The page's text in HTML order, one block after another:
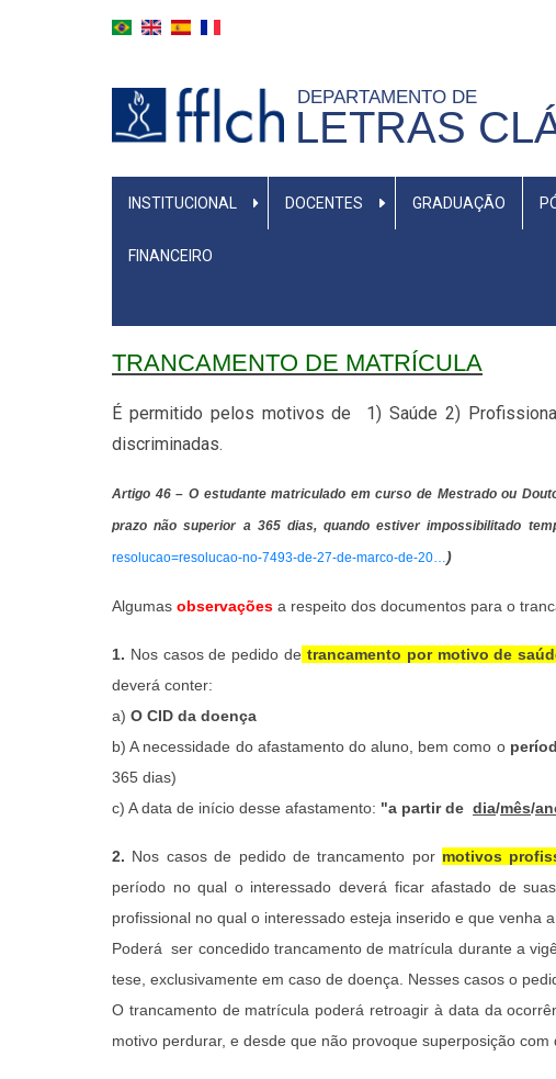
DEPARTAMENTO DE
LETRAS
MENU
INSTITUCIONAL DOCENTES GRADUAÇÃO
FINANCEIRO
TRANCAMENTO DE MATRÍCULA
É permitido pelos motivos de 1) Saúde 2)
discriminadas.
Artigo 46 – O estudante matriculado em curso de Mestrado ou
prazo não superior a 365 dias, quando estiver impossibilitado
resolucao=resolucao-no-7493-de-27-de-marco-de-20…)
Algumas observações a respeito dos documentos para o
1. Nos casos de pedido de trancamento por motivo de
deverá conter:
a) O CID da doença
b) A necessidade do afastamento do aluno, bem como o
365 dias)
c) A data de início desse afastamento: "a partir de dia/mês/
2. Nos casos de pedido de trancamento por motivos
período no qual o interessado deverá ficar afastado de
profissional no qual o interessado esteja inserido e que venha
Poderá ser concedido trancamento de matrícula durante a
tese, exclusivamente em caso de doença. Nesses casos o
O trancamento de matrícula poderá retroagir à data da
motivo perdurar, e desde que não provoque superposição